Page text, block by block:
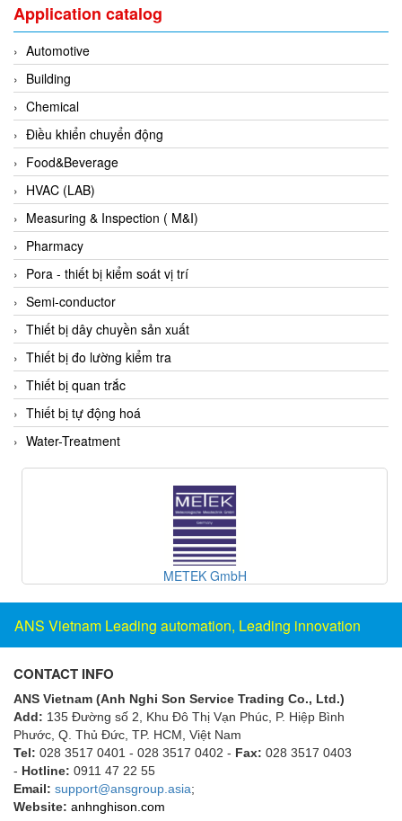
DSTI
DUCATI
Duclean
Dukin Besko
Dunkermotoren
Durag
Dwyer
DYH
Dynisco
E+E ELEKTRONIK
E+H
E2S
Earthtech
Eaton
EBMPAPST
ECKERLE
Ecom-EX
Eilersen Vietnam
Ekstrom-Carlson
Electro Adda
Electro Industries
Electronic Design System S.R.L Vietnam
Electronics Inc. Viet Nam
Application catalog
Automotive
Building
Chemical
Điều khiển chuyển động
Food&Beverage
HVAC (LAB)
Measuring & Inspection ( M&I)
Pharmacy
Pora - thiết bị kiểm soát vị trí
Semi-conductor
Thiết bị dây chuyền sản xuất
Thiết bị đo lường kiểm tra
Thiết bị quan trắc
Thiết bị tự động hoá
Water-Treatment
METEK GmbH
ANS Vietnam Leading automation, Leading innovation
CONTACT INFO
ANS Vietnam (Anh Nghi Son Service Trading Co., Ltd.)
Add: 135 Đường số 2, Khu Đô Thị Vạn Phúc, P. Hiệp Bình
Phước, Q. Thủ Đức, TP. HCM , Việt Nam
Tel: 028 3517 0401 - 028 3517 0402 - Fax: 028 3517 0403
- Hotline: 0911 47 22 55
Email: support@ansgroup.asia;
Website: anhnghison.com